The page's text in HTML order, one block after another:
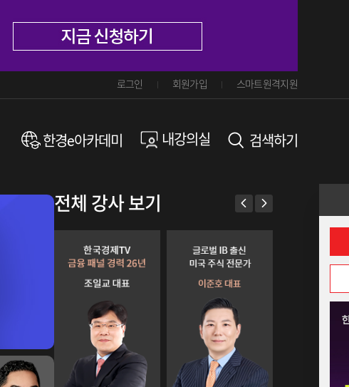
로그인 회원가입 스마트원격지원
한경e아카데미 내강의실 검색하기
전체 강사 보기